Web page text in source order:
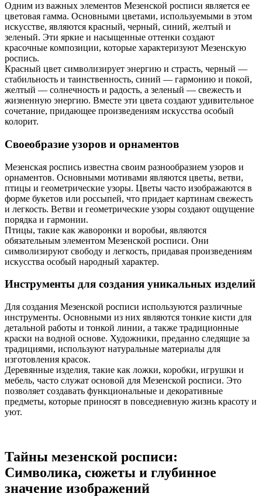
Одним из важных элементов Мезенской росписи является ее
цветовая гамма. Основными цветами, используемыми в этом
искусстве, являются красный, черный, синий, желтый и
зеленый. Эти яркие и насыщенные оттенки создают
красочные композиции, которые характеризуют Мезенскую
роспись.
Красный цвет символизирует энергию и страсть, черный —
стабильность и таинственность, синий — гармонию и покой,
желтый — солнечность и радость, а зеленый — свежесть и
жизненную энергию. Вместе эти цвета создают удивительное
сочетание, придающее произведениям искусства особый
колорит.
Своеобразие узоров и орнаментов
Мезенская роспись известна своим разнообразием узоров и
орнаментов. Основными мотивами являются цветы, ветви,
птицы и геометрические узоры. Цветы часто изображаются в
форме букетов или россыпей, что придает картинам свежесть
и легкость. Ветви и геометрические узоры создают ощущение
порядка и гармонии.
Птицы, такие как жаворонки и воробьи, являются
обязательным элементом Мезенской росписи. Они
символизируют свободу и легкость, придавая произведениям
искусства особый народный характер.
Инструменты для создания уникальных изделий
Для создания Мезенской росписи используются различные
инструменты. Основными из них являются тонкие кисти для
детальной работы и тонкой линии, а также традиционные
краски на водной основе. Художники, преданно следящие за
традициями, используют натуральные материалы для
изготовления красок.
Деревянные изделия, такие как ложки, коробки, игрушки и
мебель, часто служат основой для Мезенской росписи. Это
позволяет создавать функциональные и декоративные
предметы, которые приносят в повседневную жизнь красоту и
уют.
Тайны мезенской росписи:
Символика, сюжеты и глубинное
значение изображений